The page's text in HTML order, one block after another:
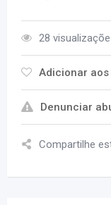
28
Adicionar aos
Denunciar
Compartilhe